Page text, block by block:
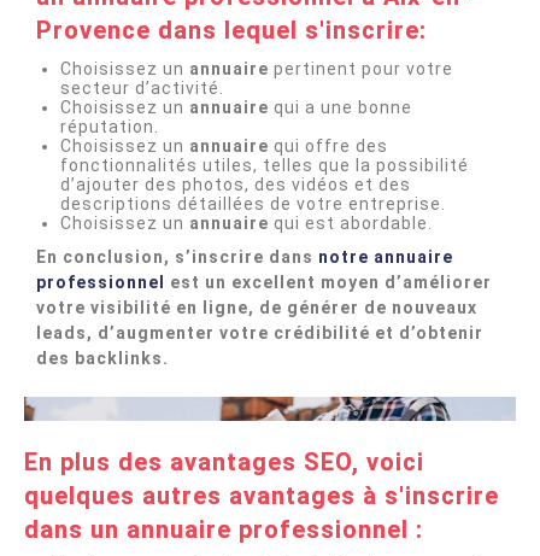
Provence dans lequel s'inscrire:
Choisissez un annuaire pertinent pour votre
secteur d’activité.
Choisissez un annuaire qui a une bonne
réputation.
Choisissez un annuaire qui offre des
fonctionnalités utiles, telles que la possibilité
d’ajouter des photos, des vidéos et des
descriptions détaillées de votre entreprise.
Choisissez un annuaire qui est abordable.
En conclusion, s’inscrire dans notre annuaire
professionnel
est un excellent moyen d’améliorer
votre visibilité en ligne, de générer de nouveaux
leads, d’augmenter votre crédibilité et d’obtenir
des backlinks.
En plus des avantages SEO, voici
quelques autres avantages à s'inscrire
dans un annuaire professionnel :